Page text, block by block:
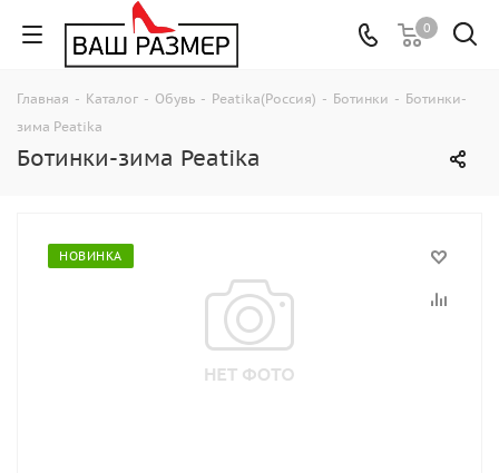
0
Главная - Каталог - Обувь - Peatika(Россия) - Ботинки - Ботинки-
зима Peatika
Ботинки-зима Peatika
НОВИНКА